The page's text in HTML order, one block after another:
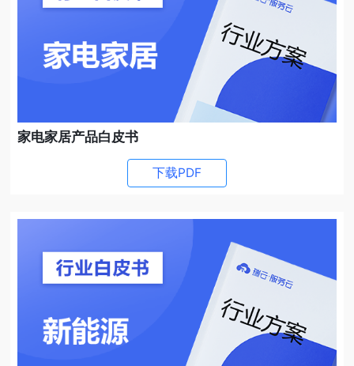
家电家居产品白皮书
下载PDF